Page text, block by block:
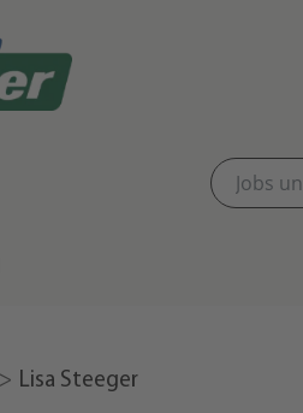
Lisa Steeger